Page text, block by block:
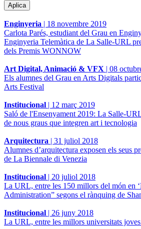
Enginyeria | 18 novembre 2019
Carlota Parés, estudiant del Grau en
Enginyeria Telemàtica de La Salle-URL
dels Premis WONNOW
Art Digital, Animació & VFX | 08
Els alumnes del Grau en Arts Digitals
Arts Festival
Institucional | 12 març 2019
Saló de l'Ensenyament 2019: La Salle-
de nous graus que integren art i tecnologia
Arquitectura | 31 juliol 2018
Alumnes d’arquitectura exposen els seus
de La Biennale di Venezia
Institucional | 20 juliol 2018
La URL, entre les 150 millors del món en
Administration” segons el rànquing de
Institucional | 26 juny 2018
La URL, entre les millors universitats